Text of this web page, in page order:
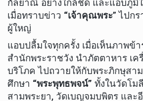
กัลยาณี อย่างใกล้ชิด และแอบภูมิ
เมื่อทราบข่าว “เจ้าคุณพระ” ไปกร
ผู้ใหญ่
แอบปลื้มใจทุกครั้ง เมื่อเห็นภาพข้
สำนักพระราชวัง นำภัตตาหาร เค
บริโภค ไปถวายให้กับพระภิกษุสา
ศึกษา “พระพุทธพจน์” ทั้งในวัดโม
สามพระยา, วัดเบญจมบพิตร และ